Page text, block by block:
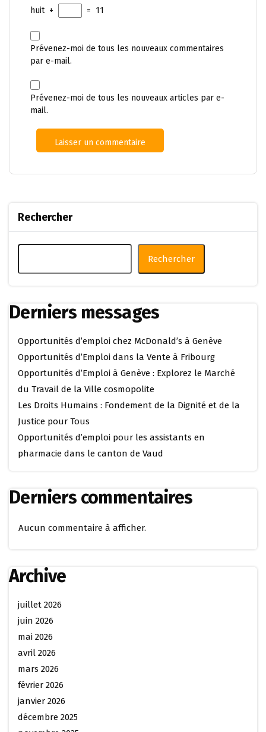
huit + = 11
Prévenez-moi de tous les nouveaux commentaires
par e-mail.
Prévenez-moi de tous les nouveaux articles par e-
mail.
Rechercher
Rechercher
Derniers messages
Opportunités d’emploi chez McDonald’s à Genève
Opportunités d’Emploi dans la Vente à Fribourg
Opportunités d’Emploi à Genève : Explorez le Marché
du Travail de la Ville cosmopolite
Les Droits Humains : Fondement de la Dignité et de la
Justice pour Tous
Opportunités d’emploi pour les assistants en
pharmacie dans le canton de Vaud
Derniers commentaires
Aucun commentaire à afficher.
Archive
juillet 2026
juin 2026
mai 2026
avril 2026
mars 2026
février 2026
janvier 2026
décembre 2025